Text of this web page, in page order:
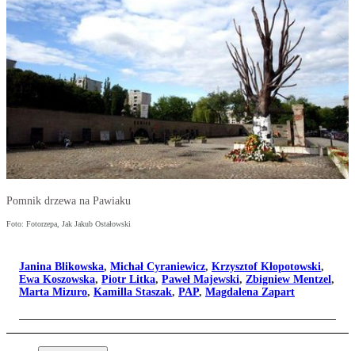
Pomnik drzewa na Pawiaku
Foto: Fotorzepa, Jak Jakub Ostałowski
Janina Blikowska, Michał Cyraniewicz, Krzysztof Kłopotowski,
Ewa Koszowska, Piotr Litka, Paweł Majewski, Zbigniew Mentzel,
Marta Mizuro, Kamilla Staszak, PAP, Magdalena Zapart